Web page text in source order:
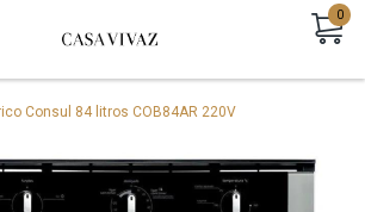
0
Consul 84 litros COB84AR 220V